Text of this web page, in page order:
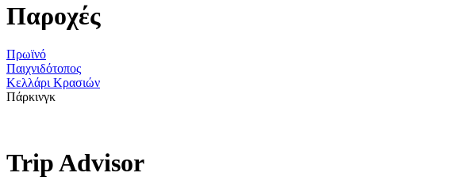
Παροχές
Πρωϊνό
Παιχνιδότοπος
Κελλάρι Κρασιών
Πάρκινγκ
Trip Advisor